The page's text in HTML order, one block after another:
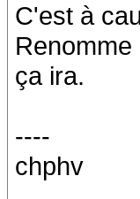
C'est à
ça ira.
----
chphv